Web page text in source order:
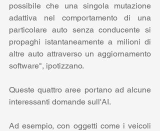
possibile che una singola mutazione
adattiva nel comportamento di una
particolare auto senza conducente si
propaghi istantaneamente a milioni di
altre auto attraverso un aggiornamento
software", ipotizzano.
Queste quattro aree portano ad alcune
interessanti domande sull'AI.
Ad esempio, con oggetti come i veicoli